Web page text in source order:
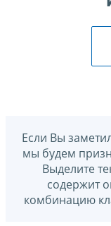
Если Вы
мы будем
Выделите
содержит
комбинацию